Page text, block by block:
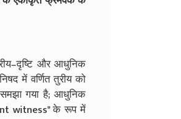
और आधुनिक
में वर्णित तुरीय को
समझा गया है; आधुनिक
witness" के रूप में